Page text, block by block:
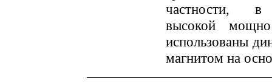
частности, в
высокой
использованы
магнитом на